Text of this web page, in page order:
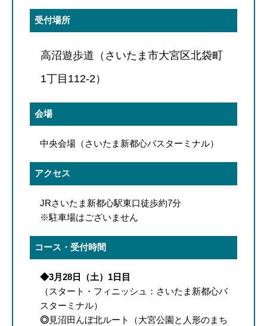
受付場所
高沼遊歩道（さいたま市大宮区北袋町
1丁目112-2）
会場
中央会場（さいたま新都心バスターミナル）
アクセス
JRさいたま新都心駅東口徒歩約7分
※駐車場はございません
コース・受付時間
◆3月28日（土）1日目
（スタート・フィニッシュ：さいたま新都心バ
スターミナル）
◎見沼田んぼ北ルート（大宮公園と人形のまち